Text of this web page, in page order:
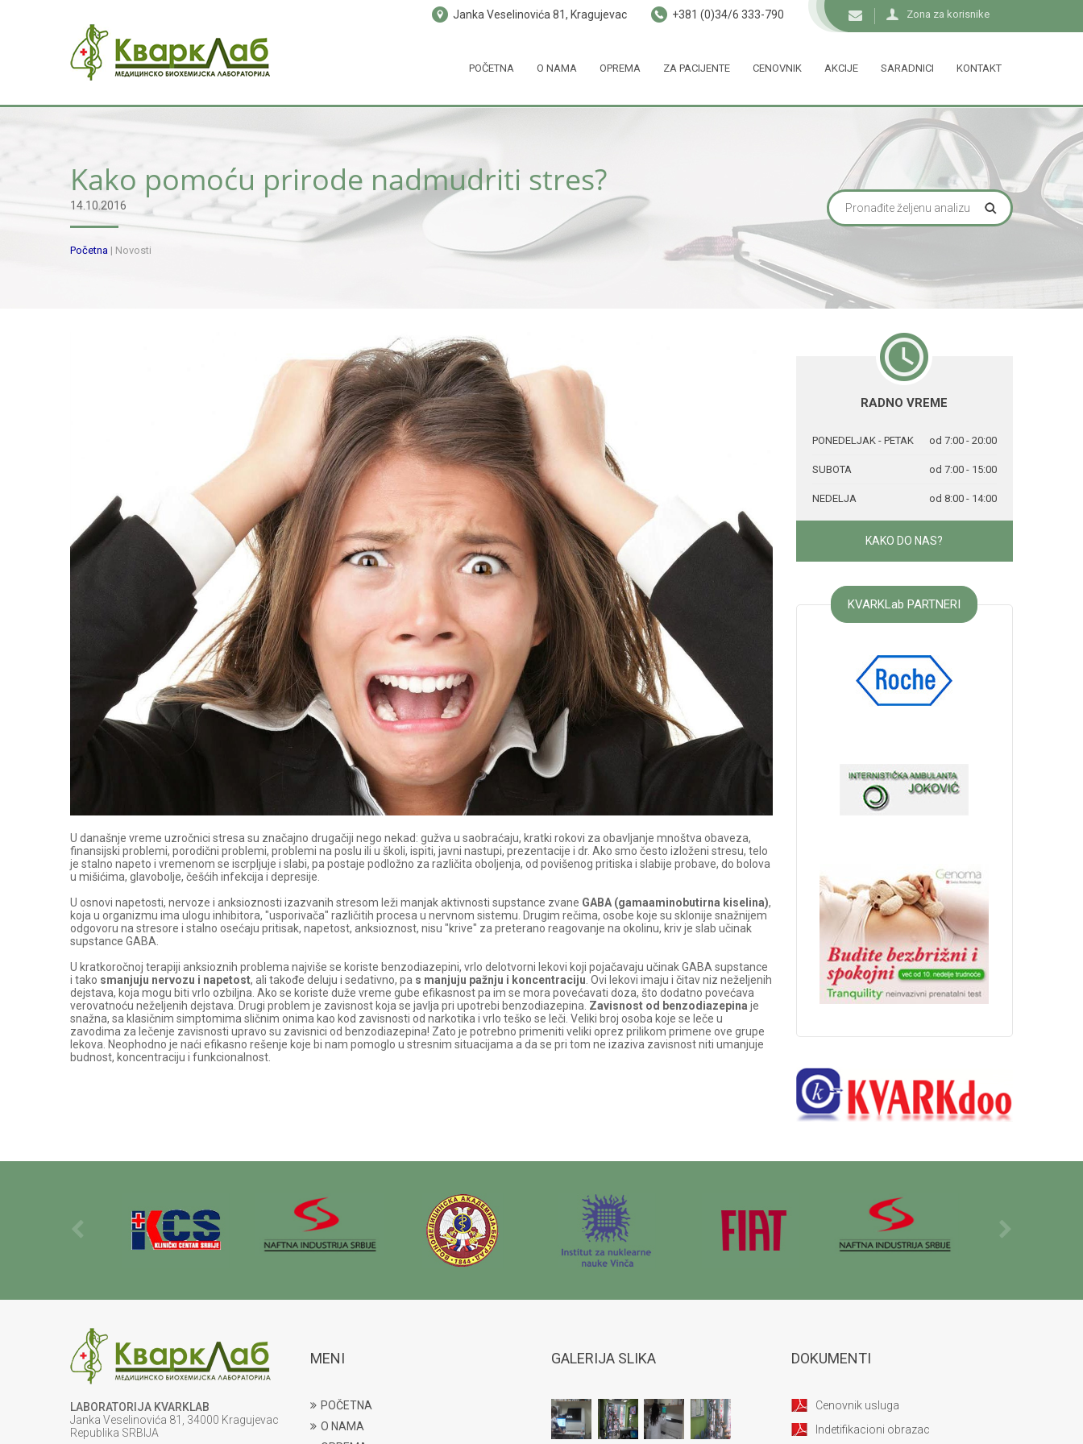
Zona za korisnike
Janka Veselinovića 81, Kragujevac +381 (0)34/6 333-790
POČETNA O NAMA OPREMA ZA PACIJENTE CENOVNIK AKCIJE SARADNICI KONTAKT
Kako pomoću prirode nadmudriti stres?
14.10.2016
Početna | Novosti
U današnje vreme uzročnici stresa su značajno drugačiji nego nekad: gužva u saobraćaju, kratki rokovi za obavljanje mnoštva obaveza,
finansijski problemi, porodični problemi, problemi na poslu ili u školi, ispiti, javni nastupi, prezentacije i dr. Ako smo često izloženi stresu, telo
je stalno napeto i vremenom se iscrpljuje i slabi, pa postaje podložno za različita oboljenja, od povišenog pritiska i slabije probave, do bolova
u mišićima, glavobolje, češćih infekcija i depresije.
U osnovi napetosti, nervoze i anksioznosti izazvanih stresom leži manjak aktivnosti supstance zvane GABA (gamaaminobutirna kiselina),
koja u organizmu ima ulogu inhibitora, "usporivača" različitih procesa u nervnom sistemu. Drugim rečima, osobe koje su sklonije snažnijem
odgovoru na stresore i stalno osećaju pritisak, napetost, anksioznost, nisu "krive" za preterano reagovanje na okolinu, kriv je slab učinak
supstance GABA.
U kratkoročnoj terapiji anksioznih problema najviše se koriste benzodiazepini, vrlo delotvorni lekovi koji pojačavaju učinak GABA supstance
i tako smanjuju nervozu i napetost, ali takođe deluju i sedativno, pa s manjuju pažnju i koncentraciju . Ovi lekovi imaju i čitav niz neželjenih
dejstava, koja mogu biti vrlo ozbiljna. Ako se koriste duže vreme gube efikasnost pa im se mora povećavati doza, što dodatno povećava
verovatnoću neželjenih dejstava. Drugi problem je zavisnost koja se javlja pri upotrebi benzodiazepina. Zavisnost od benzodiazepina je
snažna, sa klasičnim simptomima sličnim onima kao kod zavisnosti od narkotika i vrlo teško se leči. Veliki broj osoba koje se leče u
zavodima za lečenje zavisnosti upravo su zavisnici od benzodiazepina! Zato je potrebno primeniti veliki oprez prilikom primene ove grupe
lekova. Neophodno je naći efikasno rešenje koje bi nam pomoglo u stresnim situacijama a da se pri tom ne izaziva zavisnost niti umanjuje
budnost, koncentraciju i funkcionalnost.
RADNO VREME
PONEDELJAK - PETAK od 7:00 - 20:00
SUBOTA od 7:00 - 15:00
NEDELJA od 8:00 - 14:00
KAKO DO NAS?
KVARKLab PARTNERI
LABORATORIJA KVARKLAB
Janka Veselinovića 81, 34000 Kragujevac
Republika SRBIJA
MENI
POČETNA
O NAMA
GALERIJA SLIKA DOKUMENTI
Cenovnik usluga
Indetifikacioni obrazac